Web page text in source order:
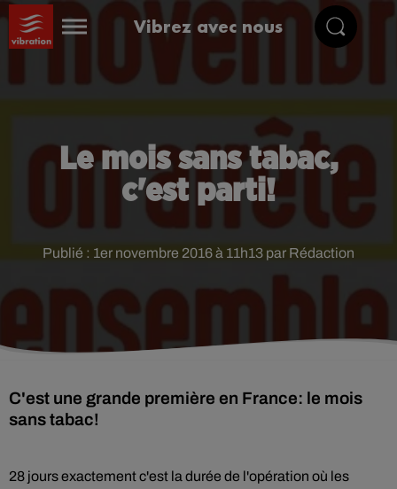
Vibrez avec nous
Le mois sans tabac,
c'est parti!
Publié : 1er novembre 2016 à 11h13 par Rédaction
C'est une grande première en France: le mois
sans tabac!
28 jours exactement c'est la durée de l'opération où les